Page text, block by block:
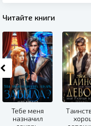
Читайте книги
Тебе меня
назначил